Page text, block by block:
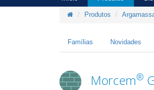
Produtos
Famílias Novidades
Morcem®